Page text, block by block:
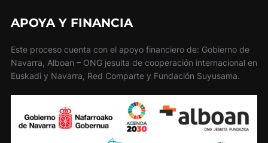
APOYA Y FINANCIA
Este proceso cuenta con el apoyo financiero de: Gobierno de
Navarra, Alboan – ONG jesuita de cooperación internacional en
Euskadi y Navarra, Red Comparte y Fundación Suyusama.